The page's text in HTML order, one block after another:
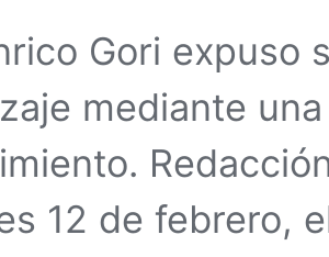
Gori
mediante
12 de febrero,